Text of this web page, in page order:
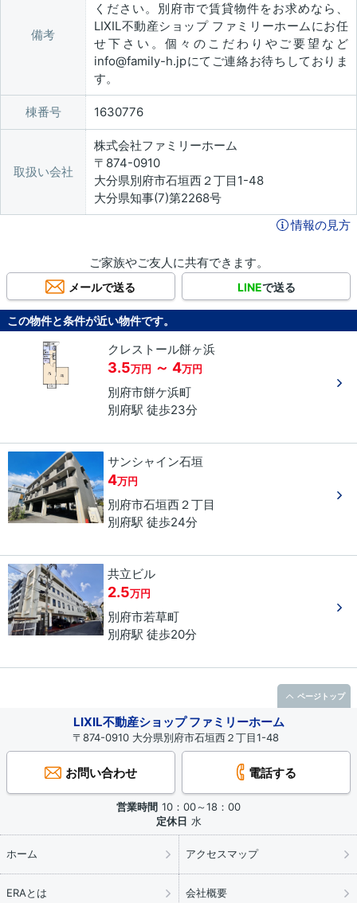
備考
ください。別府市で賃貸物件をお求めなら、
LIXIL不動産ショップ ファミリーホームにお任
せ下さい。個々のこだわりやご要望など
info@family-h.jpにてご連絡お待ちしておりま
す。
棟番号 1630776
取扱い会社
株式会社ファミリーホーム
〒874-0910
大分県別府市石垣西２丁目1-48
大分県知事(7)第2268号
情報の見方
ご家族やご友人に共有できます。
メールで送る LINEで送る
この物件と条件が近い物件です。
クレストール餅ヶ浜
3.5万円 ～ 4万円
別府市餅ケ浜町
別府駅 徒歩23分
サンシャイン石垣
4万円
別府市石垣西２丁目
別府駅 徒歩24分
共立ビル
2.5万円
別府市若草町
別府駅 徒歩20分
LIXIL不動産ショップ ファミリーホーム
〒874-0910 大分県別府市石垣西２丁目1-48
お問い合わせ 電話する
営業時間 10：00～18：00
定休日 水
ホーム アクセスマップ
ERAとは 会社概要
ページトップ